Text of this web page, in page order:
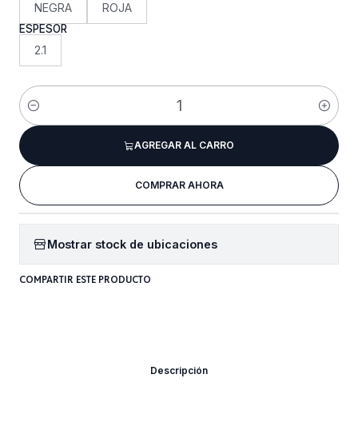
NEGRA ROJA
ESPESOR
2.1
Cantidad
AGREGAR AL CARRO
COMPRAR AHORA
Mostrar stock de ubicaciones
COMPARTIR ESTE PRODUCTO
Descripción